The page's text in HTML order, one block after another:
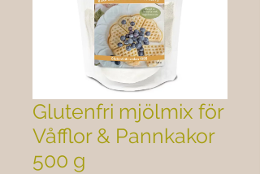
Glutenfri mjölmix för
Våfflor & Pannkakor
500 g